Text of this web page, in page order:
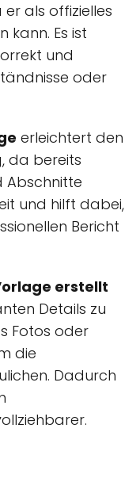
als offizielles
kann. Es ist
und
oder
erleichtert den
da bereits
Abschnitte
und hilft dabei,
Bericht
erstellt
Details zu
Fotos oder
die
Dadurch